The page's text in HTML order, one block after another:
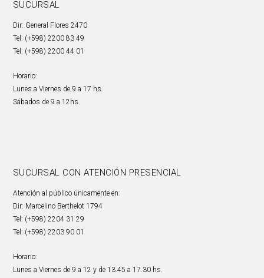
SUCURSAL
Dir: General Flores 2470
Tel: (+598) 2200 83 49
Tel: (+598) 2200 44 01
Horario:
Lunes a Viernes de 9 a 17 hs.
Sábados de 9 a 12hs.
SUCURSAL CON ATENCIÓN PRESENCIAL
Atención al público únicamente en:
Dir: Marcelino Berthelot 1794
Tel: (+598) 2204 31 29
Tel: (+598) 2203 90 01
Horario:
Lunes a Viernes de 9 a 12 y de 13.45 a 17.30 hs.